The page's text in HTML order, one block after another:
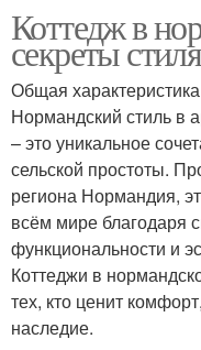
Коттедж в
секреты
Общая
Нормандский стиль в
– это уникальное
сельской простоты.
региона Нормандия,
всём мире благодаря
функциональности и
Коттеджи в
тех, кто ценит
наследие.